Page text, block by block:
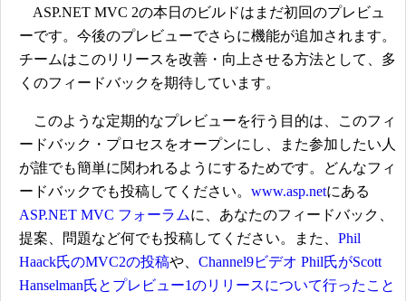
ASP.NET MVC 2の本日のビルドはまだ初回のプレビュ
ーです。今後のプレビューでさらに機能が追加されます。
チームはこのリリースを改善・向上させる方法として、多
くのフィードバックを期待しています。
このような定期的なプレビューを行う目的は、このフィ
ードバック・プロセスをオープンにし、また参加したい人
が誰でも簡単に関われるようにするためです。どんなフィ
ードバックでも投稿してください。 www.asp.netにある
ASP.NET MVC フォーラムに、あなたのフィードバック、
提案、問題など何でも投稿してください。また、 Phil
Haack氏のMVC2の投稿や、 Channel9ビデオ Phil氏がScott
Hanselman氏とプレビュー1のリリースについて行ったこと